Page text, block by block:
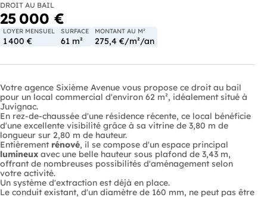
DROIT AU BAIL
25 000 €
LOYER MENSUEL
1 400 €
SURFACE
61 m²
MONTANT AU M²
275,4 €/m²/an
Votre agence Sixième Avenue vous propose ce droit au bail
pour un local commercial d'environ 62 m², idéalement situé à
Juvignac.
En rez-de-chaussée d'une résidence récente, ce local bénéficie
d'une excellente visibilité grâce à sa vitrine de 3,80 m de
longueur sur 2,80 m de hauteur.
Entièrement rénové, il se compose d'un espace principal
lumineux avec une belle hauteur sous plafond de 3,43 m,
offrant de nombreuses possibilités d'aménagement selon
votre activité.
Un système d'extraction est déjà en place.
Le conduit existant, d'un diamètre de 160 mm, ne peut pas être